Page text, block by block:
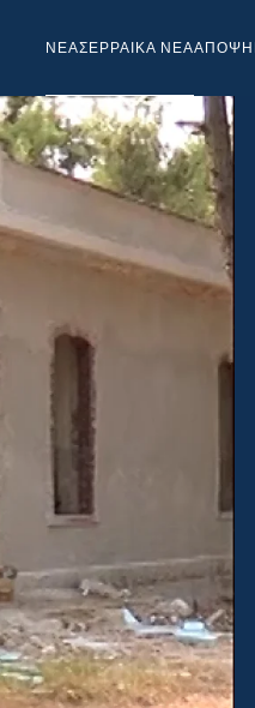
NEAΣΕΡΡΑΙΚΑ ΝΕΑΑΠΟΨΗ